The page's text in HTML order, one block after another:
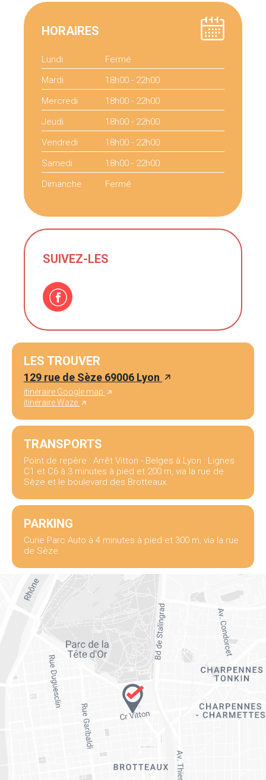
HORAIRES
Lundi
Fermé
Mardi
18h00 - 22h00
Mercredi
18h00 - 22h00
Jeudi
18h00 - 22h00
Vendredi
18h00 - 22h00
Samedi
18h00 - 22h00
Dimanche
Fermé
SUIVEZ-LES
LES TROUVER
129 rue de Sèze 69006 Lyon
itinéraire Google map
itinéraire Waze
TRANSPORTS
Point de repère : Arrêt Vitton - Belges à Lyon : Lignes
C1 et C6 à 3 minutes à pied et 200 m, via la rue de
Sèze et le boulevard des Brotteaux.
PARKING
Curie Parc Auto à 4 minutes à pied et 300 m, via la rue
de Sèze.